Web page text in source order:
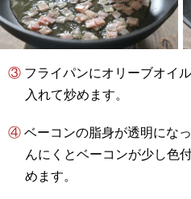
③ フライパンにオリーブオイル（大さじ2）とベーコンを
入れて炒めます。
④ ベーコンの脂身が透明になったら、にんにくを加え、に
んにくとベーコンが少し色
めます。